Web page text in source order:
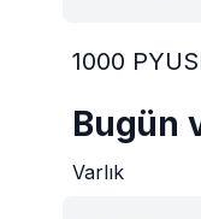
1000
Bugün
Varlık